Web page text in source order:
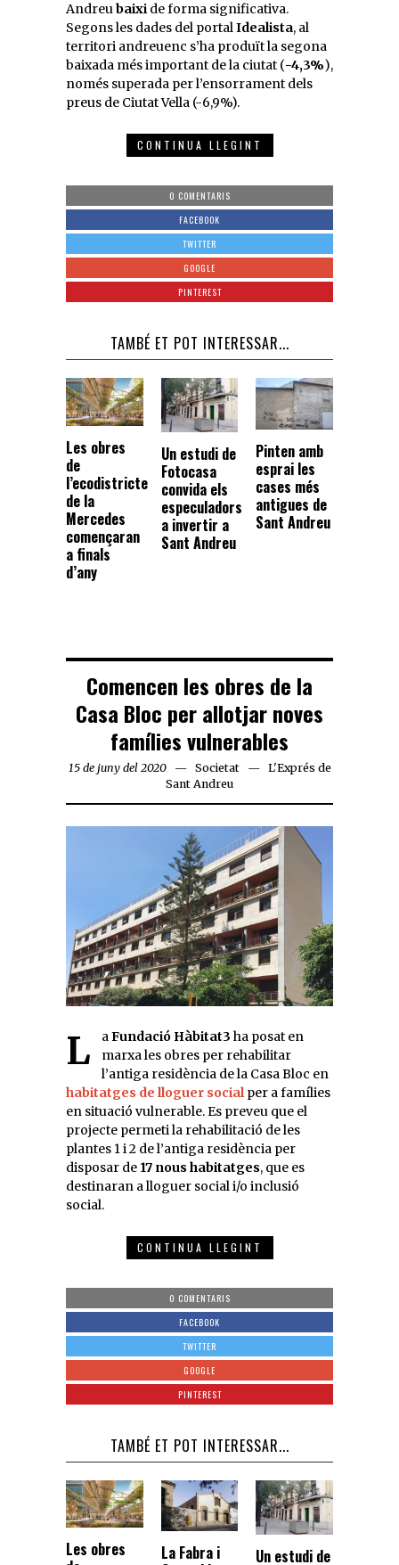
Andreubaixi de forma significativa.
Segons les dades del portalIdealista, al
territori andreuenc s’ha produït la segona
baixada més important de la ciutat (-4,3%),
només superada per l’ensorrament dels
preus de Ciutat Vella (-6,9%).
CONTINUA LLEGINT
0 COMENTARIS
FACEBOOK
TWITTER
GOOGLE
PINTEREST
TAMBÉ ET POT INTERESSAR...
Les obres
de
l’ecodistricte
de la
Mercedes
començaran
a finals
d’any
Un estudi de
Fotocasa
convida els
especuladors
a invertir a
Sant Andreu
Pinten amb
esprai les
cases més
antigues de
Sant Andreu
Comencen les obres de la
Casa Bloc per allotjar noves
famílies vulnerables
15 de juny del 2020 Societat
L'Exprés de
Sant Andreu
La Fundació Hàbitat3 ha posat en
marxa les obres per rehabilitar
l’antiga residència de la Casa Bloc en
habitatges de lloguer social per a famílies
en situació vulnerable. Es preveu que el
projecte permeti la rehabilitació de les
plantes 1 i 2 de l’antiga residència per
disposar de 17 nous habitatges, que es
destinaran a lloguer social i/o inclusió
social.
CONTINUA LLEGINT
0 COMENTARIS
FACEBOOK
TWITTER
GOOGLE
PINTEREST
TAMBÉ ET POT INTERESSAR...
Les obres
La Fabra i
Un estudi de